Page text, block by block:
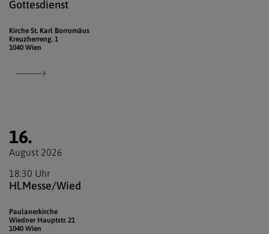
Gottesdienst
Kirche St. Karl Borromäus
Kreuzherreng. 1
1040 Wien
16.
August 2026
18:30 Uhr
Hl.Messe/Wied
Paulanerkirche
Wiedner Hauptstr. 21
1040 Wien